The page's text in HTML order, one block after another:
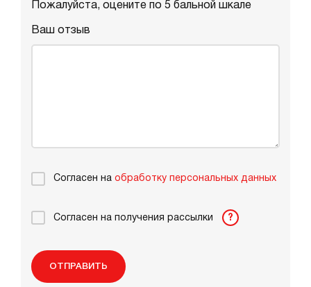
Пожалуйста, оцените по 5 бальной шкале
Ваш отзыв
Согласен на обработку персональных данных
Согласен на получения рассылки ?
ОТПРАВИТЬ